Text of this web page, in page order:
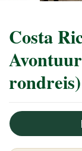
Costa
rondreis)